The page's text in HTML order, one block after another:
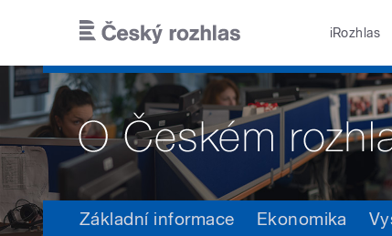
iRozhlas
Základní informace Ekonomika